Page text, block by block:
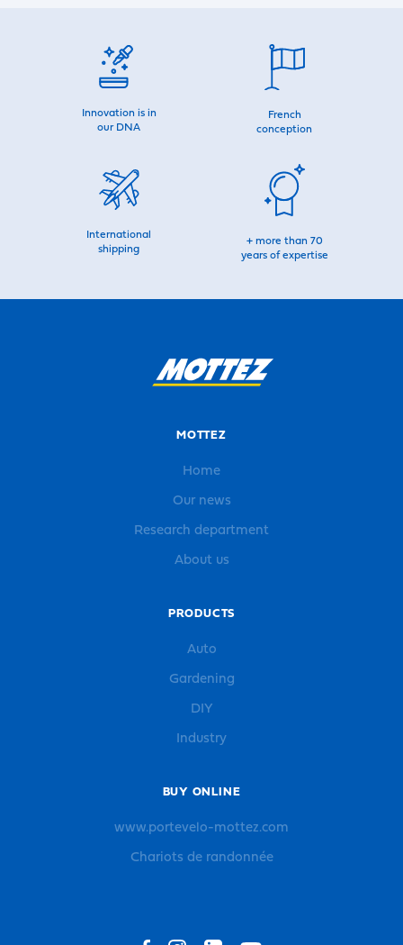
Innovation is in
our DNA
French
conception
International
shipping
+ more than 70
years of expertise
MOTTEZ
Home
Our news
Research department
About us
PRODUCTS
Auto
Gardening
DIY
Industry
BUY ONLINE
www.portevelo-mottez.com
Chariots de randonnée